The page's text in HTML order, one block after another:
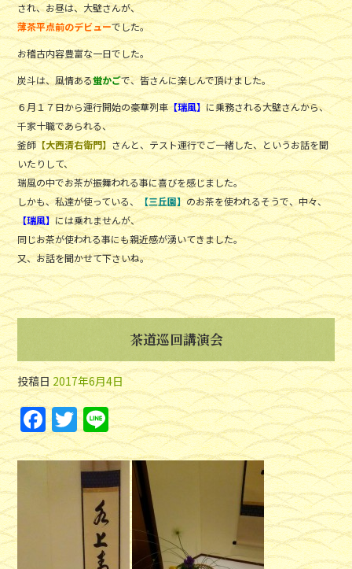
され、お昼は、大壁さんが、
薄茶平点前のデビューでした。
お稽古内容豊富な一日でした。
炭斗は、風情ある蛍かごで、皆さんに楽しんで頂けました。
６月１７日から運行開始の豪華列車【瑞風】に乗務される大壁さんから、
千家十職であられる、
釜師【大西清右衛門】さんと、テスト運行でご一緒した、というお話を聞
いたりして、
瑞風の中でお茶が振舞われる事に喜びを感じました。
しかも、私達が使っている、【三丘園】のお茶を使われるそうで、中々、
【瑞風】には乗れませんが、
同じお茶が使われる事にも親近感が湧いてきました。
又、お話を聞かせて下さいね。
茶道巡回講演会
投稿日2017年6月4日
F
a
c
T
w
itt
er
Li
n
e